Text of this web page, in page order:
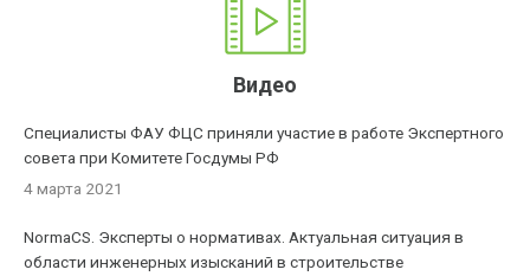
Видео
Специалисты ФАУ ФЦС приняли участие в работе Экспертного
совета при Комитете Госдумы РФ
4 марта 2021
NormaCS. Эксперты о нормативах. Актуальная ситуация в
области инженерных изысканий в строительстве